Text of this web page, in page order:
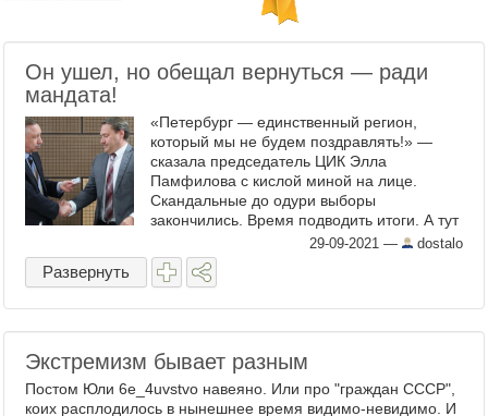
Архив
Видеотоп
Он ушел, но обещал вернуться — ради
мандата!
«Петербург — единственный регион,
который мы не будем поздравлять!» —
сказала председатель ЦИК Элла
Памфилова с кислой миной на лице.
Скандальные до одури выборы
закончились. Время подводить итоги. А тут
они неутешительные, особенно для Санкт-
Петербурга: больше половины обращений
...
29-09-2021 — dostalo
Развернуть
Экстремизм бывает разным
Постом Юли 6e_4uvstvo навеяно. Или про "граждан СССР",
коих расплодилось в нынешнее время видимо-невидимо. И